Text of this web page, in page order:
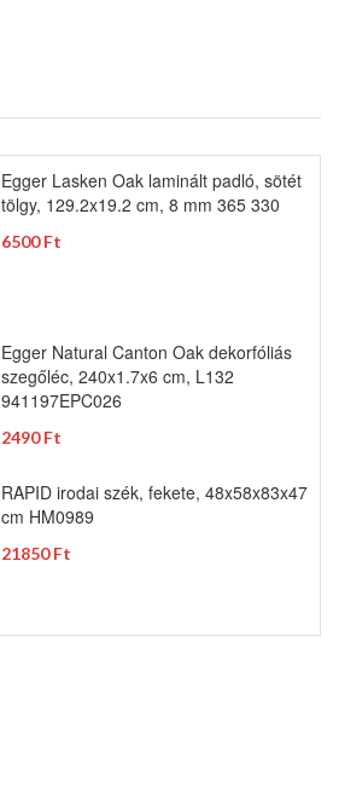
Egger Lasken Oak laminált padló, sötét
tölgy, 129.2x19.2 cm, 8 mm 365 330
6500 Ft
Egger Natural Canton Oak dekorfóliás
szegőléc, 240x1.7x6 cm, L132
941197EPC026
2490 Ft
RAPID irodai szék, fekete, 48x58x83x47
cm HM0989
21850 Ft